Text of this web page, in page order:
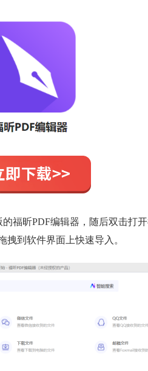
福昕PDF编辑器，随后双击打
拽到软件界面上快速导入。